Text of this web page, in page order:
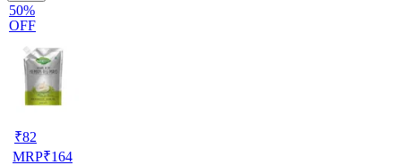
50%
OFF
₹82
MRP₹164